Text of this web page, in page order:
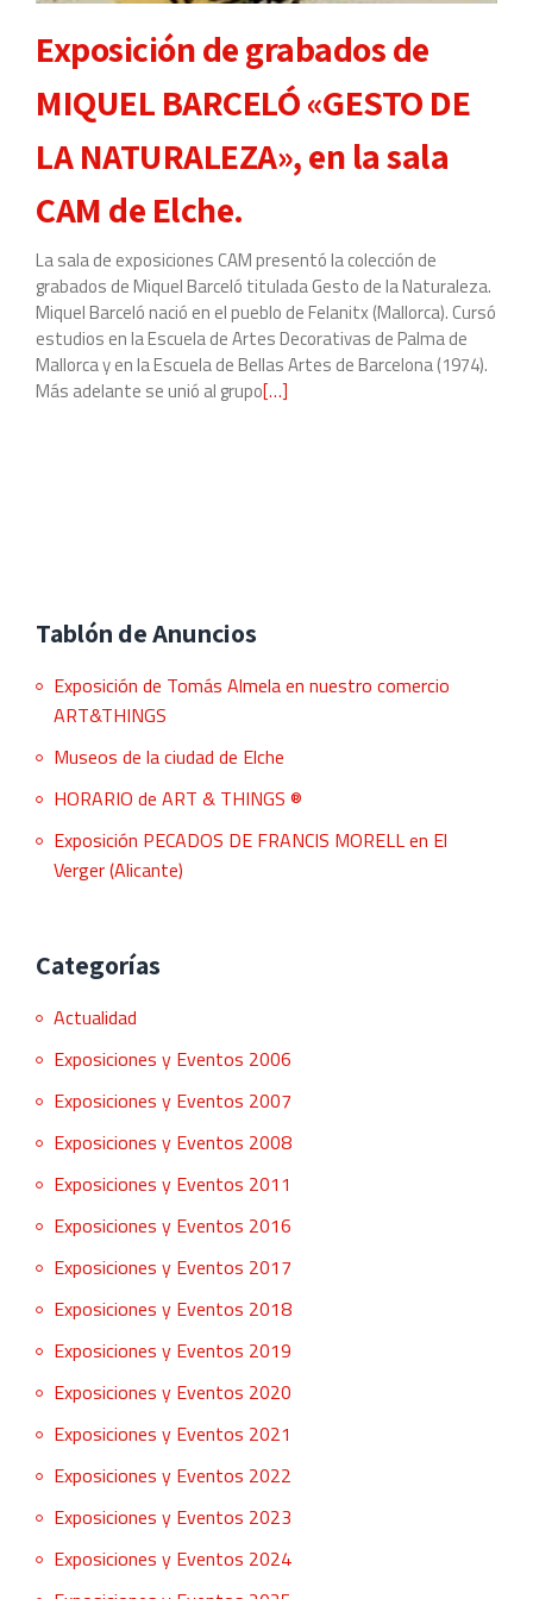
Exposición de grabados de
MIQUEL BARCELÓ «GESTO DE
LA NATURALEZA», en la sala
CAM de Elche.
La sala de exposiciones CAM presentó la colección de
grabados de Miquel Barceló titulada Gesto de la Naturaleza.
Miquel Barceló nació en el pueblo de Felanitx (Mallorca). Cursó
estudios en la Escuela de Artes Decorativas de Palma de
Mallorca y en la Escuela de Bellas Artes de Barcelona (1974).
Más adelante se unió al grupoLeer
DE
NATURALEZA»,
la
sala
[…]
Tablón de Anuncios
Exposición de Tomás Almela en nuestro comercio
ART&THINGS
Museos de la ciudad de Elche
HORARIO de ART & THINGS ®
Exposición PECADOS DE FRANCIS MORELL en El
Verger (Alicante)
Categorías
Actualidad
Exposiciones y Eventos 2006
Exposiciones y Eventos 2007
Exposiciones y Eventos 2008
Exposiciones y Eventos 2011
Exposiciones y Eventos 2016
Exposiciones y Eventos 2017
Exposiciones y Eventos 2018
Exposiciones y Eventos 2019
Exposiciones y Eventos 2020
Exposiciones y Eventos 2021
Exposiciones y Eventos 2022
Exposiciones y Eventos 2023
Exposiciones y Eventos 2024